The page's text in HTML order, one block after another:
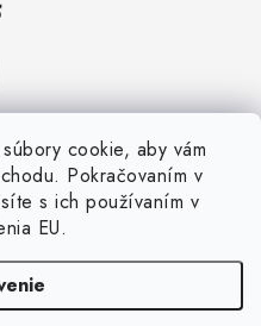
cookie, aby vám
Pokračovaním v
s ich používaním v
EU.